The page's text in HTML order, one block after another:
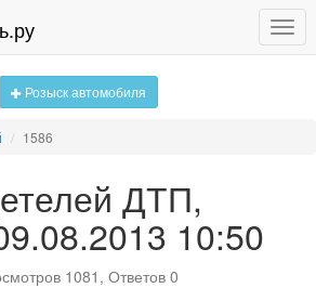
Розыск автомобиля
1586
ДТП,
10:50
1081, Ответов 0